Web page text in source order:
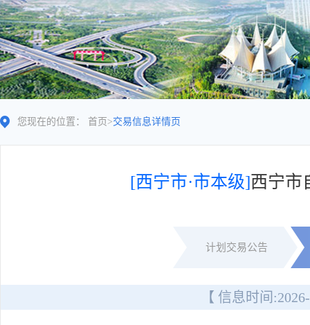
您现在的位置： 首页 >交易信息详情页
[西宁市·市本级]西宁市
计划交易公告
【 信息时间: